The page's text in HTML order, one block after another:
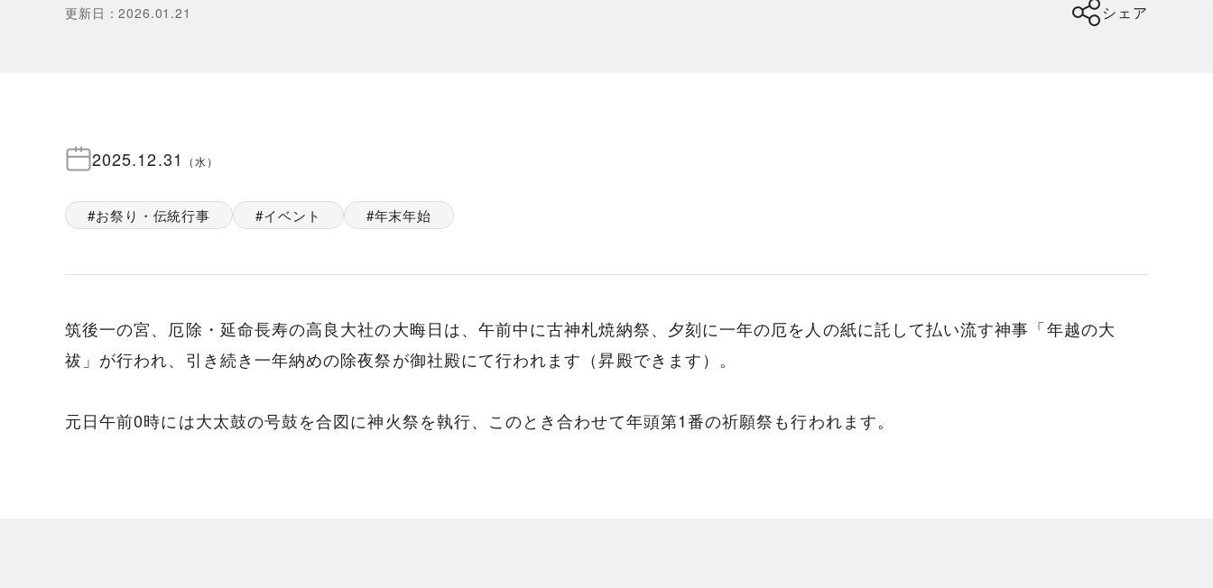
更新日 ：2026.01.21 シェア
2025.12.31 （水 ）
お祭り・伝統行事 イベント 年末年始
筑後一の宮、厄除・延命長寿の高良大社の大晦日は、午前中に古神札焼納祭、夕刻に一年の厄を人の紙に託して払い流す神事「年越の大
祓」が行われ、引き続き一年納めの除夜祭が御社殿にて行われます（昇殿できます）。
元日午前0時には大太鼓の号鼓を合図に神火祭を執行、このとき合わせて年頭第1番の祈願祭も行われます。